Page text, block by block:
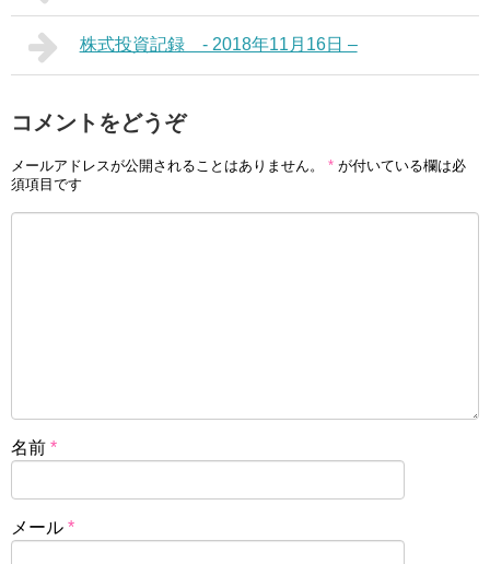
株式投資記録 - 2018年11月16日 –
コメントをどうぞ
メールアドレスが公開されることはありません。 * が付いている欄は必
須項目です
名前 *
メール *